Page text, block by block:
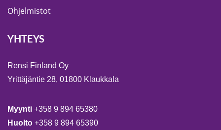
Ohjelmistot
YHTEYS
Rensi Finland Oy
Yrittäjäntie 28, 01800 Klaukkala
Myynti +358 9 894 65380
Huolto +358 9 894 65390